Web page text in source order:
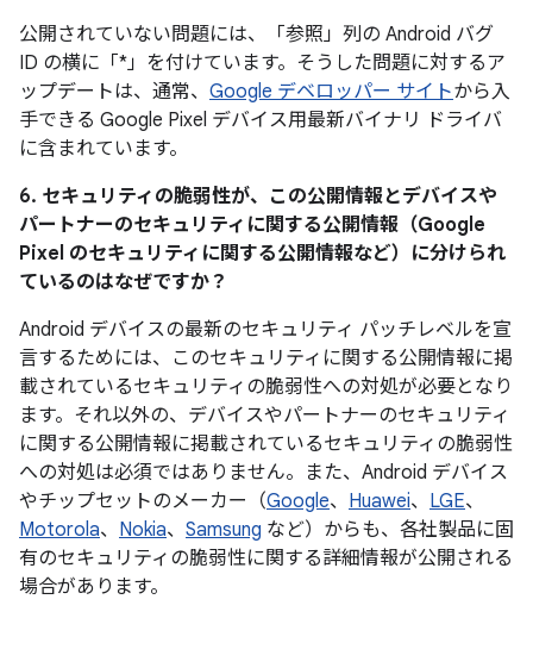
公開されていない問題には、「参照」列の Android バグ
ID の横に「*」を付けています。そうした問題に対するア
ップデートは、通常、 Google デベロッパー サイトから入
手できる Google Pixel デバイス用最新バイナリ ドライバ
に含まれています。
6. セキュリティの脆弱性が、この公開情報とデバイスや
パートナーのセキュリティに関する公開情報（Google
Pixel のセキュリティに関する公開情報など）に分けられ
ているのはなぜですか？
Android デバイスの最新のセキュリティ パッチレベルを宣
言するためには、このセキュリティに関する公開情報に掲
載されているセキュリティの脆弱性への対処が必要となり
ます。それ以外の、デバイスやパートナーのセキュリティ
に関する公開情報に掲載されているセキュリティの脆弱性
への対処は必須ではありません。また、Android デバイス
やチップセットのメーカー（Google、 Huawei、 LGE、
Motorola、 Nokia、 Samsung など）からも、各社製品に固
有のセキュリティの脆弱性に関する詳細情報が公開される
場合があります。